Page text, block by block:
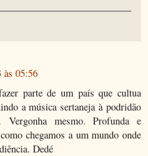
às 05:56
parte de um país que cultua
a música sertaneja à podridão
mesmo. Profunda e
chegamos a um mundo onde
Dedé